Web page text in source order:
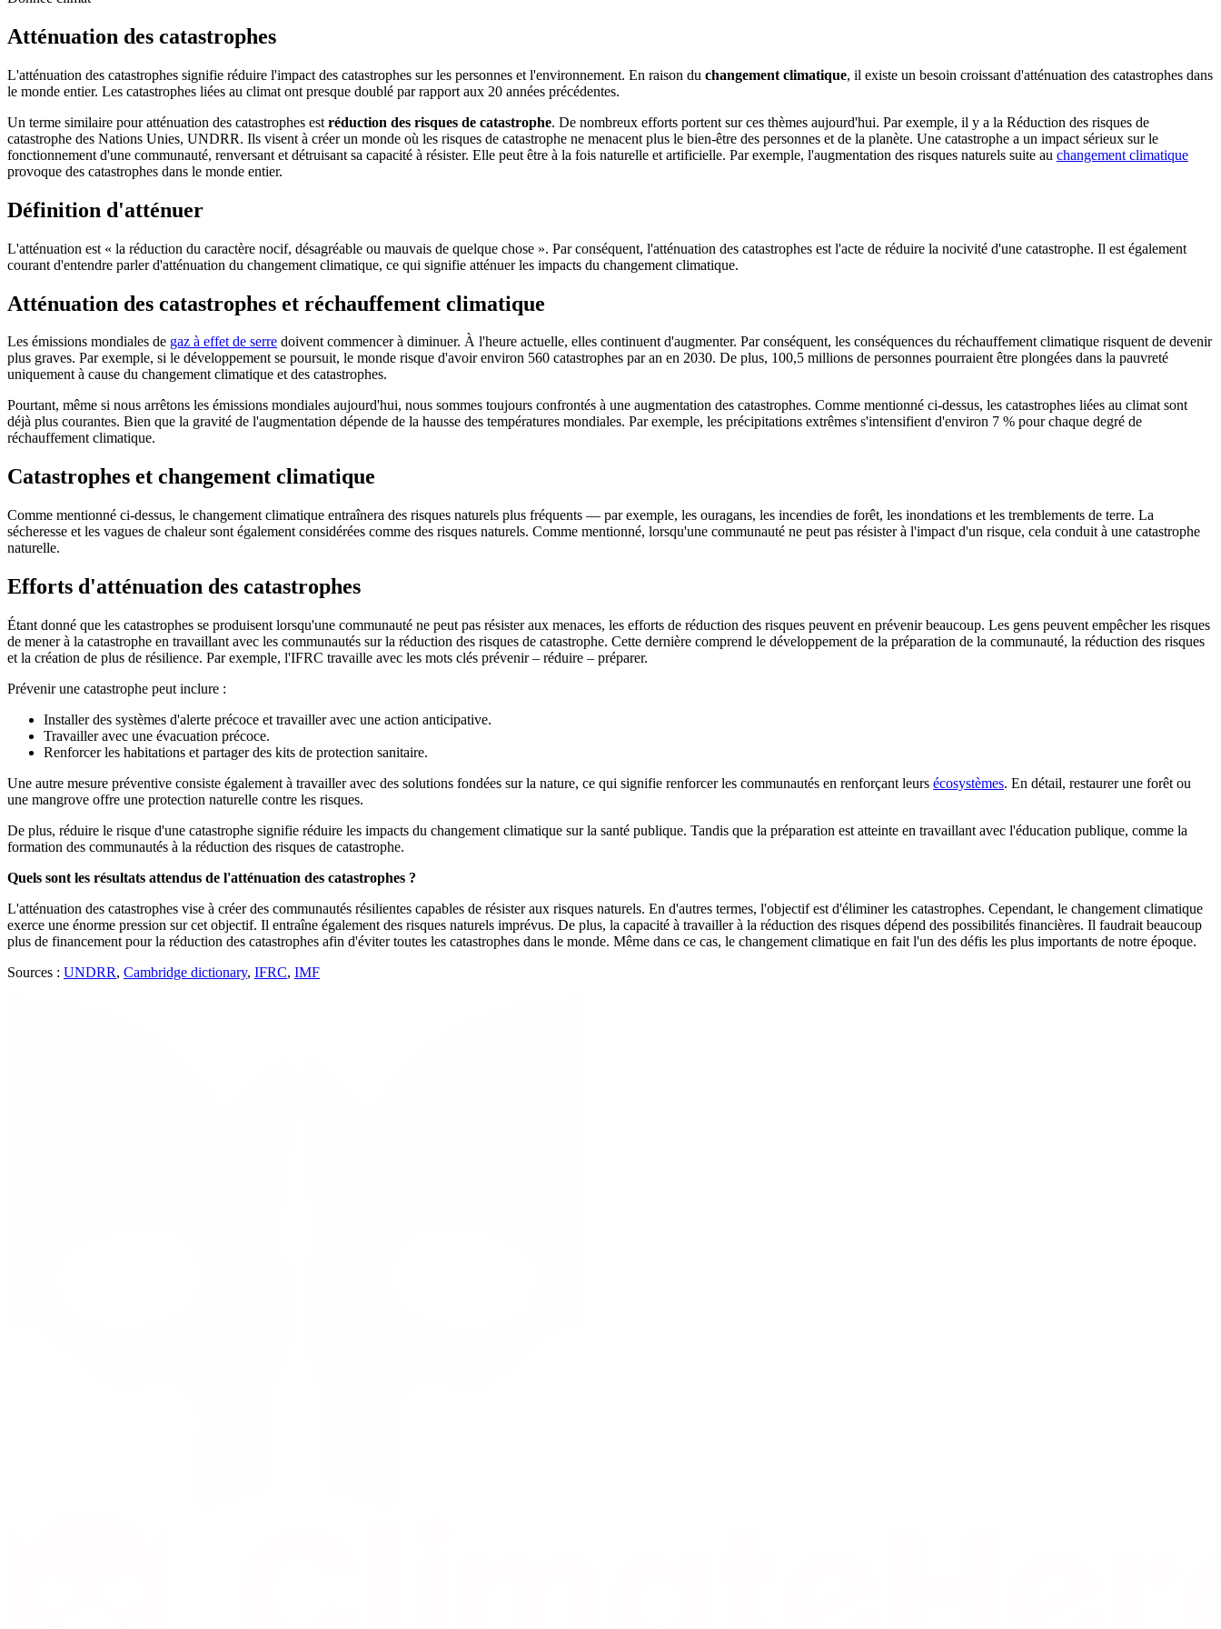
Atténuation des catastrophes
L'atténuation des catastrophes signifie réduire l'impact des catastrophes sur les personnes et l'environnement. En raison du changement climatique, il existe un besoin croissant d'atténuation des catastrophes dans
le monde entier. Les catastrophes liées au climat ont presque doublé par rapport aux 20 années précédentes.
Un terme similaire pour atténuation des catastrophes est réduction des risques de catastrophe. De nombreux efforts portent sur ces thèmes aujourd'hui. Par exemple, il y a la Réduction des risques de
catastrophe des Nations Unies, UNDRR. Ils visent à créer un monde où les risques de catastrophe ne menacent plus le bien-être des personnes et de la planète. Une catastrophe a un impact sérieux sur le
fonctionnement d'une communauté, renversant et détruisant sa capacité à résister. Elle peut être à la fois naturelle et artificielle. Par exemple, l'augmentation des risques naturels suite au changement climatique
provoque des catastrophes dans le monde entier.
Définition d'atténuer
L'atténuation est « la réduction du caractère nocif, désagréable ou mauvais de quelque chose ». Par conséquent, l'atténuation des catastrophes est l'acte de réduire la nocivité d'une catastrophe. Il est également
courant d'entendre parler d'atténuation du changement climatique, ce qui signifie atténuer les impacts du changement climatique.
Atténuation des catastrophes et réchauffement climatique
Les émissions mondiales de gaz à effet de serre doivent commencer à diminuer. À l'heure actuelle, elles continuent d'augmenter. Par conséquent, les conséquences du réchauffement climatique risquent de devenir
plus graves. Par exemple, si le développement se poursuit, le monde risque d'avoir environ 560 catastrophes par an en 2030. De plus, 100,5 millions de personnes pourraient être plongées dans la pauvreté
uniquement à cause du changement climatique et des catastrophes.
Pourtant, même si nous arrêtons les émissions mondiales aujourd'hui, nous sommes toujours confrontés à une augmentation des catastrophes. Comme mentionné ci-dessus, les catastrophes liées au climat sont
déjà plus courantes. Bien que la gravité de l'augmentation dépende de la hausse des températures mondiales. Par exemple, les précipitations extrêmes s'intensifient d'environ 7 % pour chaque degré de
réchauffement climatique.
Catastrophes et changement climatique
Comme mentionné ci-dessus, le changement climatique entraînera des risques naturels plus fréquents — par exemple, les ouragans, les incendies de forêt, les inondations et les tremblements de terre. La
sécheresse et les vagues de chaleur sont également considérées comme des risques naturels. Comme mentionné, lorsqu'une communauté ne peut pas résister à l'impact d'un risque, cela conduit à une catastrophe
naturelle.
Efforts d'atténuation des catastrophes
Étant donné que les catastrophes se produisent lorsqu'une communauté ne peut pas résister aux menaces, les efforts de réduction des risques peuvent en prévenir beaucoup. Les gens peuvent empêcher les risques
de mener à la catastrophe en travaillant avec les communautés sur la réduction des risques de catastrophe. Cette dernière comprend le développement de la préparation de la communauté, la réduction des risques
et la création de plus de résilience. Par exemple, l'IFRC travaille avec les mots clés prévenir – réduire – préparer.
Prévenir une catastrophe peut inclure :
Installer des systèmes d'alerte précoce et travailler avec une action anticipative.
Travailler avec une évacuation précoce.
Renforcer les habitations et partager des kits de protection sanitaire.
Une autre mesure préventive consiste également à travailler avec des solutions fondées sur la nature, ce qui signifie renforcer les communautés en renforçant leurs écosystèmes. En détail, restaurer une forêt ou
une mangrove offre une protection naturelle contre les risques.
De plus, réduire le risque d'une catastrophe signifie réduire les impacts du changement climatique sur la santé publique. Tandis que la préparation est atteinte en travaillant avec l'éducation publique, comme la
formation des communautés à la réduction des risques de catastrophe.
Quels sont les résultats attendus de l'atténuation des catastrophes ?
L'atténuation des catastrophes vise à créer des communautés résilientes capables de résister aux risques naturels. En d'autres termes, l'objectif est d'éliminer les catastrophes. Cependant, le changement climatique
exerce une énorme pression sur cet objectif. Il entraîne également des risques naturels imprévus. De plus, la capacité à travailler à la réduction des risques dépend des possibilités financières. Il faudrait beaucoup
plus de financement pour la réduction des catastrophes afin d'éviter toutes les catastrophes dans le monde. Même dans ce cas, le changement climatique en fait l'un des défis les plus importants de notre époque.
Sources : UNDRR, Cambridge dictionary, IFRC, IMF